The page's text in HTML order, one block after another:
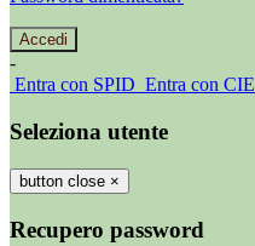
-
Entra con SPID Entra con CIE
Seleziona utente
button close ×
Recupero password